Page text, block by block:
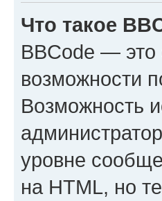
Что такое
BBCode — это
возможности
Возможность
уровне
на HTML, но